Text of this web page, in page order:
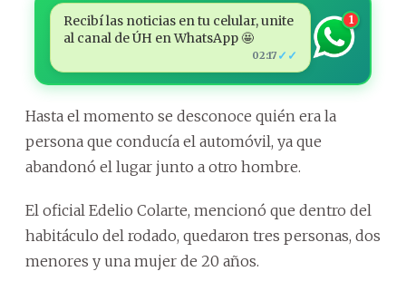
Recibí las noticias en tu celular, unite
al canal de ÚH en WhatsApp 🤩
02:17 ✓✓
1
Hasta el momento se desconoce quién era la
persona que conducía el automóvil, ya que
abandonó el lugar junto a otro hombre.
El oficial Edelio Colarte, mencionó que dentro del
habitáculo del rodado, quedaron tres personas, dos
menores y una mujer de 20 años.